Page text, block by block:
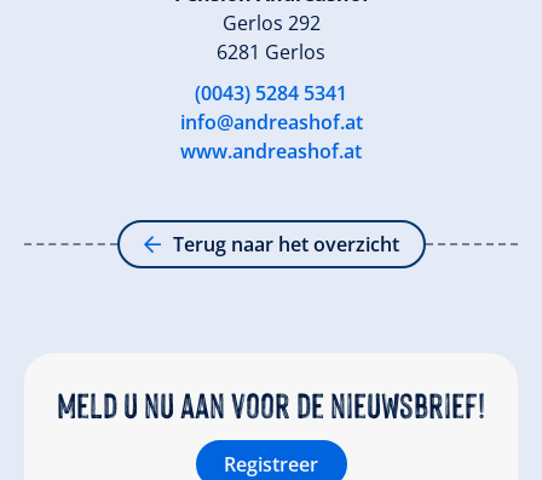
Gerlos 292
6281 Gerlos
(0043) 5284 5341
info@andreashof.at
www.andreashof.at
Terug naar het overzicht
Meld u nu aan voor de nieuwsbrief!
Registreer